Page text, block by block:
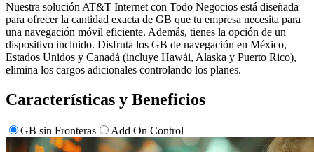
Nuestra solución AT&T Internet con Todo Negocios está diseñada
para ofrecer la cantidad exacta de GB que tu empresa necesita para
una navegación móvil eficiente. Además, tienes la opción de un
dispositivo incluido. Disfruta los GB de navegación en México,
Estados Unidos y Canadá (incluye Hawái, Alaska y Puerto Rico),
elimina los cargos adicionales controlando los planes.
Características y Beneficios
GB sin Fronteras Add On Control